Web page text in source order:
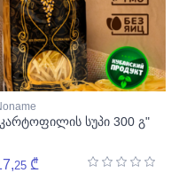
სუპი 300 გ"
25 ₾